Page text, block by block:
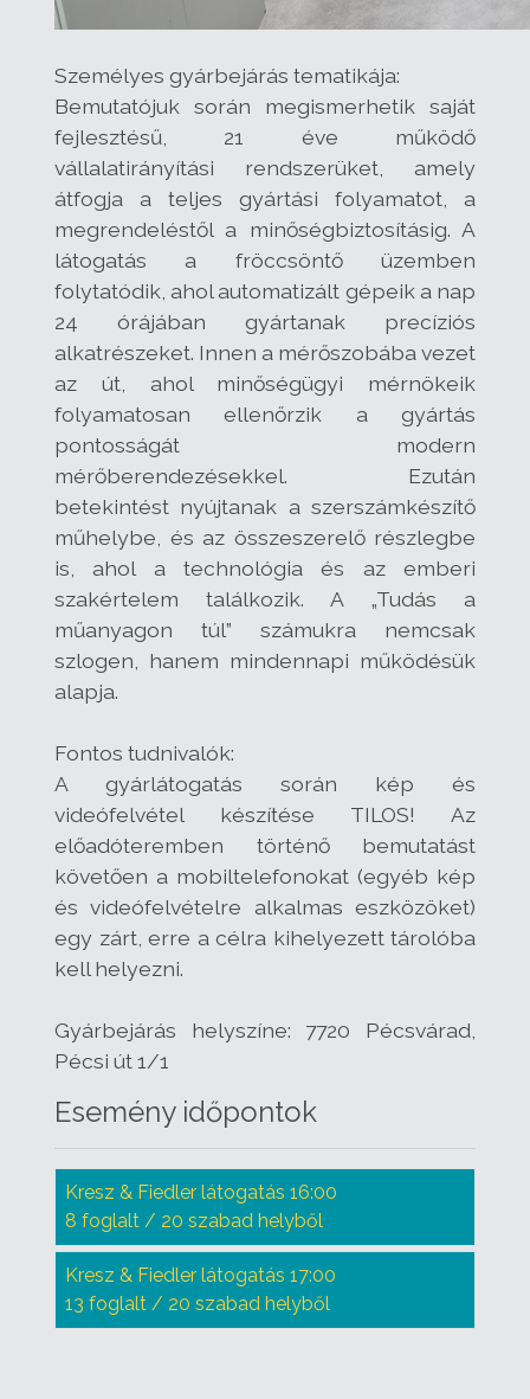
Személyes gyárbejárás tematikája:
Bemutatójuk során megismerhetik saját
fejlesztésű, 21 éve működő
vállalatirányítási rendszerüket, amely
átfogja a teljes gyártási folyamatot, a
megrendeléstől a minőségbiztosításig. A
látogatás a fröccsöntő üzemben
folytatódik, ahol automatizált gépeik a nap
24 órájában gyártanak precíziós
alkatrészeket. Innen a mérőszobába vezet
az út, ahol minőségügyi mérnökeik
folyamatosan ellenőrzik a gyártás
pontosságát modern
mérőberendezésekkel. Ezután
betekintést nyújtanak a szerszámkészítő
műhelybe, és az összeszerelő részlegbe
is, ahol a technológia és az emberi
szakértelem találkozik. A „Tudás a
műanyagon túl” számukra nemcsak
szlogen, hanem mindennapi működésük
alapja.
Fontos tudnivalók:
A gyárlátogatás során kép és
videófelvétel készítése TILOS! Az
előadóteremben történő bemutatást
követően a mobiltelefonokat (egyéb kép
és videófelvételre alkalmas eszközöket)
egy zárt, erre a célra kihelyezett tárolóba
kell helyezni.
Gyárbejárás helyszíne: 7720 Pécsvárad,
Pécsi út 1/1
Esemény időpontok
Kresz & Fiedler látogatás 16:00
8 foglalt / 20 szabad helyből
Kresz & Fiedler látogatás 17:00
13 foglalt / 20 szabad helyből